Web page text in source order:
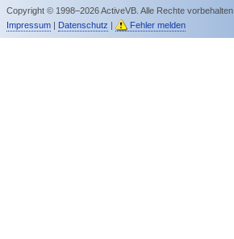
Copyright © 1998–2026 ActiveVB. Alle Rechte vorbehalten.
Impressum| Datenschutz | Fehler melden